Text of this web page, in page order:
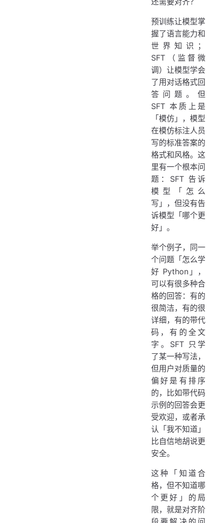
预训练让模型掌
握了语言能力和
世界知识；
SFT（监督微
调）让模型学会
了用对话格式回
答问题。但
SFT 本质上是
「模仿」，模型
在模仿标注人员
写的标准答案的
格式和风格。这
里有一个根本问
题：SFT 告诉
模型「怎么
写」，但没有告
诉模型「哪个更
好」。
举个例子，同一
个问题「怎么学
好 Python」，
可以有很多种合
格的回答：有的
很简洁，有的很
详细，有的带代
码，有的全文
字。SFT 只学
了某一种写法，
但用户对质量的
偏好是有排序
的，比如带代码
示例的回答会更
受欢迎，或者承
认「我不知道」
比自信地胡说更
安全。
这种「知道合
格，但不知道哪
个更好」的局
限，就是对齐阶